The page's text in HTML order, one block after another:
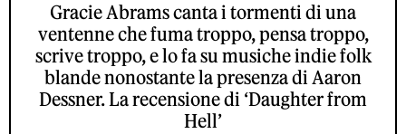
Gracie Abrams canta i tormenti di una
ventenne che fuma troppo, pensa troppo,
scrive troppo, e lo fa su musiche indie folk
blande nonostante la presenza di Aaron
Dessner. La recensione di ‘Daughter from
Hell’